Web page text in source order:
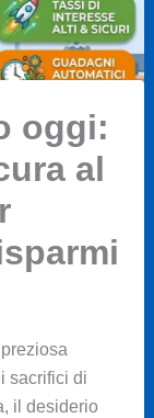
oggi:
al
sacrifici di
il desiderio